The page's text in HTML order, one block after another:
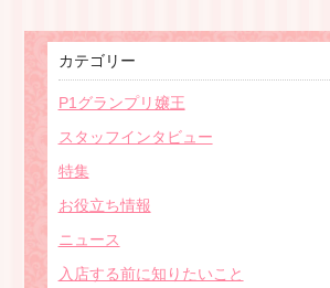
カテゴリー
P1グランプリ嬢王
スタッフインタビュー
特集
お役立ち情報
ニュース
入店する前に知りたいこと